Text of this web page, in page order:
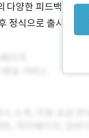
다양한 피드백을 받
정식으로 출시를 진